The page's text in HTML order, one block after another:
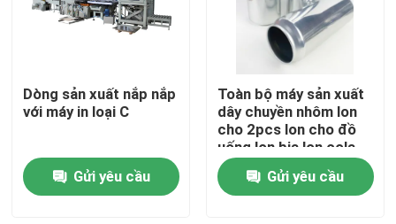
Trang chủ
Dòng sản xuất nắp nắp
với máy in loại C
Gửi yêu cầu
Toàn bộ máy sản xuất
dây chuyền nhôm lon
cho 2pcs lon cho đồ
uống lon bia lon cola
Gửi yêu cầu